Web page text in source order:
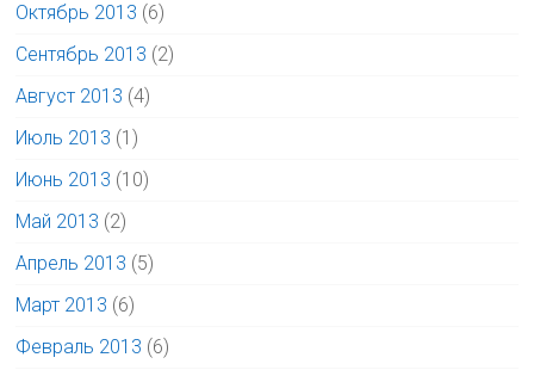
Октябрь 2013 (6)
Сентябрь 2013 (2)
Август 2013 (4)
Июль 2013 (1)
Июнь 2013 (10)
Май 2013 (2)
Апрель 2013 (5)
Март 2013 (6)
Февраль 2013 (6)